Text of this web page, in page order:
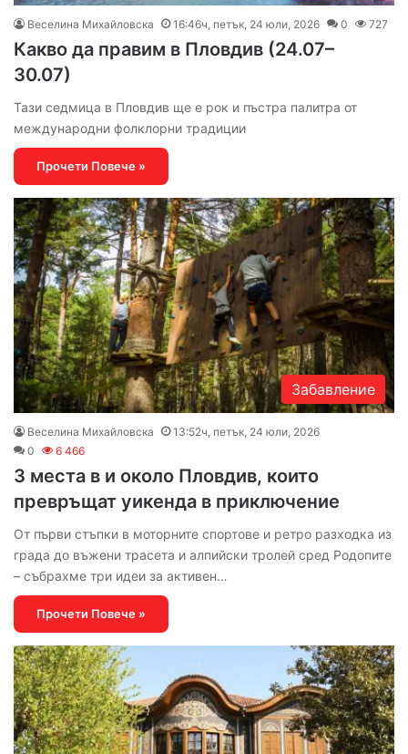
Веселина Михайловска 16:46ч, петък, 24 юли, 2026 0 727
Какво да правим в Пловдив (24.07–
30.07)
Тази седмица в Пловдив ще е рок и пъстра палитра от
международни фолклорни традиции
Прочети Повече »
Забавление
Веселина Михайловска
13:52ч, петък, 24 юли, 2026
0
6 466
3 места в и около Пловдив, които
превръщат уикенда в приключение
От първи стъпки в моторните спортове и ретро разходка из
града до въжени трасета и алпийски тролей сред Родопите
– събрахме три идеи за активен…
Прочети Повече »